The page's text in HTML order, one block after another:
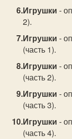
Игрушки -
2).
Игрушки -
(часть 1).
Игрушки -
(часть 2).
Игрушки -
(часть 3).
Игрушки -
(часть 4).